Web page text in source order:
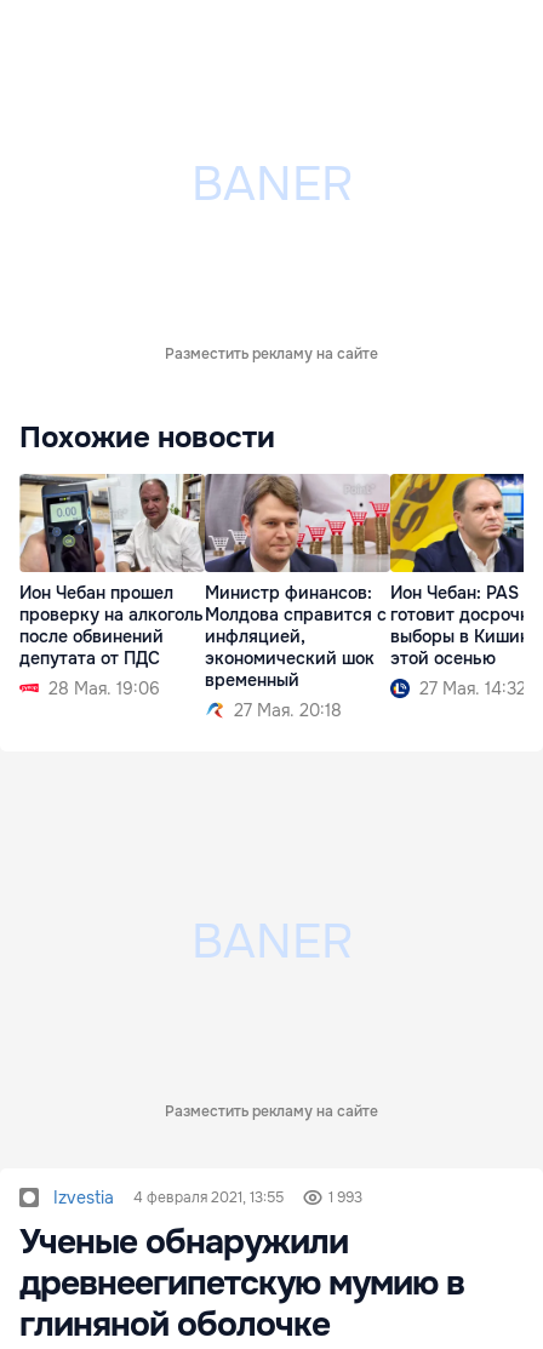
Разместить рекламу на сайте
Похожие новости
Ион Чебан прошел
проверку на алкоголь
после обвинений
депутата от ПДС
28 Мая. 19:06
Министр финансов:
Молдова справится с
инфляцией,
экономический шок
временный
27 Мая. 20:18
Ион Чебан: PAS
готовит
выборы в
этой осенью
27 Мая. 14:32
Разместить рекламу на сайте
Izvestia 4 февраля 2021, 13:55 1 993
Ученые обнаружили
древнеегипетскую мумию в
глиняной оболочке